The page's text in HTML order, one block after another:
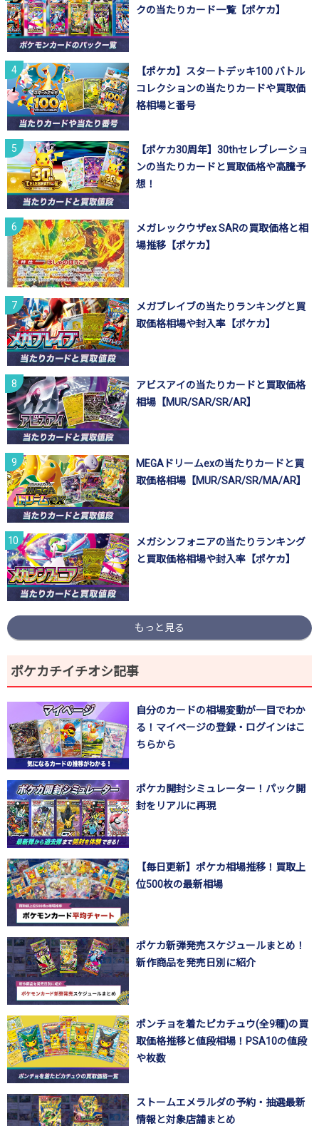
クの当たりカード一覧【ポケカ】
【ポケカ】スタートデッキ100 バトル
コレクションの当たりカードや買取価
格相場と番号
【ポケカ30周年】30thセレブレーショ
ンの当たりカードと買取価格や高騰予
想！
メガレックウザex SARの買取価格と相
場推移【ポケカ】
メガブレイブの当たりランキングと買
取価格相場や封入率【ポケカ】
アビスアイの当たりカードと買取価格
相場【MUR/SAR/SR/AR】
MEGAドリームexの当たりカードと買
取価格相場【MUR/SAR/SR/MA/AR】
メガシンフォニアの当たりランキング
と買取価格相場や封入率【ポケカ】
もっと見る
ポケカチイチオシ記事
自分のカードの相場変動が一目でわか
る！マイページの登録・ログインはこ
ちらから
ポケカ開封シミュレーター！パック開
封をリアルに再現
【毎日更新】ポケカ相場推移！買取上
位500枚の最新相場
ポケカ新弾発売スケジュールまとめ！
新作商品を発売日別に紹介
ポンチョを着たピカチュウ(全9種)の買
取価格推移と値段相場！PSA10の値段
や枚数
ストームエメラルダの予約・抽選最新
情報と対象店舗まとめ